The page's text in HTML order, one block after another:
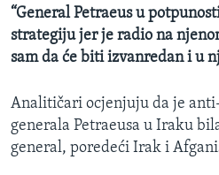
“General Petraeus u
strategiju jer je radio na
sam da će biti izvanredan i u
Analitičari ocjenjuju da je
generala Petraeusa u Iraku
general, poredeći Irak i